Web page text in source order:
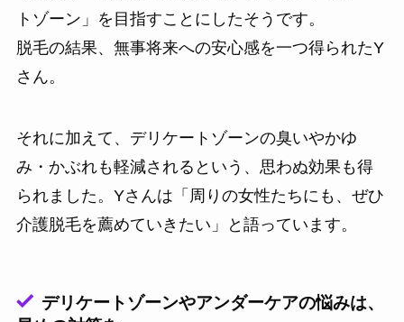
トゾーン」を目指すことにしたそうです。
脱毛の結果、無事将来への安心感を一つ得られたY
さん。
それに加えて、デリケートゾーンの臭いやかゆ
み・かぶれも軽減されるという、思わぬ効果も得
られました。Yさんは「周りの女性たちにも、ぜひ
介護脱毛を薦めていきたい」と語っています。
デリケートゾーンやアンダーケアの悩みは、